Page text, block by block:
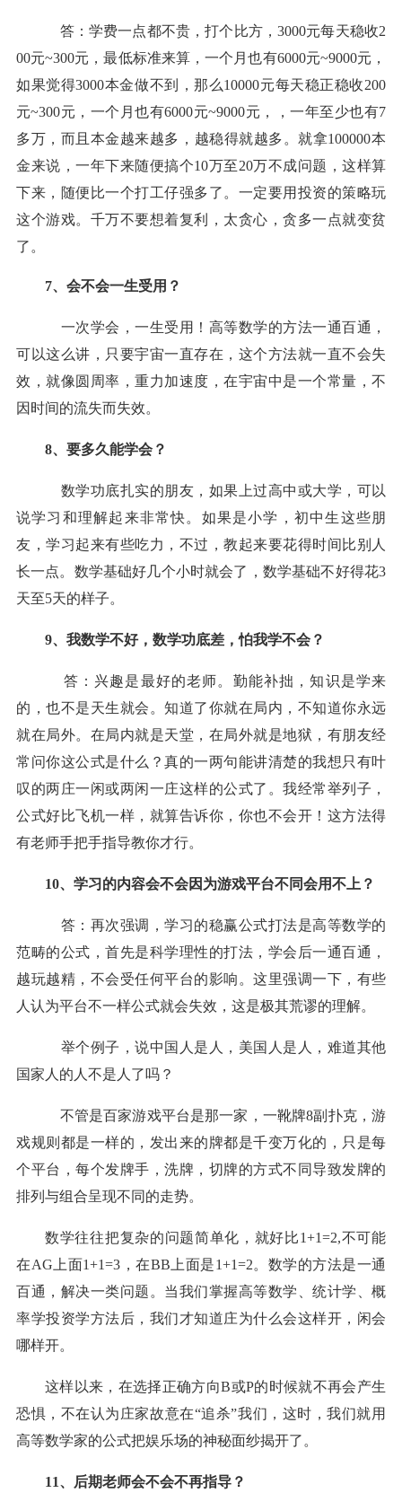
答：学费一点都不贵，打个比方，3000元每天稳收2
00元~300元，最低标准来算，一个月也有6000元~9000元，
如果觉得3000本金做不到，那么10000元每天稳正稳收200
元~300元，一个月也有6000元~9000元，，一年至少也有7
多万，而且本金越来越多，越稳得就越多。就拿100000本
金来说，一年下来随便搞个10万至20万不成问题，这样算
下来，随便比一个打工仔强多了。一定要用投资的策略玩
这个游戏。千万不要想着复利，太贪心，贪多一点就变贫
了。
7、会不会一生受用？
一次学会，一生受用！高等数学的方法一通百通，
可以这么讲，只要宇宙一直存在，这个方法就一直不会失
效，就像圆周率，重力加速度，在宇宙中是一个常量，不
因时间的流失而失效。
8、要多久能学会？
数学功底扎实的朋友，如果上过高中或大学，可以
说学习和理解起来非常快。如果是小学，初中生这些朋
友，学习起来有些吃力，不过，教起来要花得时间比别人
长一点。数学基础好几个小时就会了，数学基础不好得花3
天至5天的样子。
9、我数学不好，数学功底差，怕我学不会？
答：兴趣是最好的老师。勤能补拙，知识是学来
的，也不是天生就会。知道了你就在局内，不知道你永远
就在局外。在局内就是天堂，在局外就是地狱，有朋友经
常问你这公式是什么？真的一两句能讲清楚的我想只有叶
叹的两庄一闲或两闲一庄这样的公式了。我经常举列子，
公式好比飞机一样，就算告诉你，你也不会开！这方法得
有老师手把手指导教你才行。
10、学习的内容会不会因为游戏平台不同会用不上？
答：再次强调，学习的稳赢公式打法是高等数学的
范畴的公式，首先是科学理性的打法，学会后一通百通，
越玩越精，不会受任何平台的影响。这里强调一下，有些
人认为平台不一样公式就会失效，这是极其荒谬的理解。
举个例子，说中国人是人，美国人是人，难道其他
国家人的人不是人了吗？
不管是百家游戏平台是那一家，一靴牌8副扑克，游
戏规则都是一样的，发出来的牌都是千变万化的，只是每
个平台，每个发牌手，洗牌，切牌的方式不同导致发牌的
排列与组合呈现不同的走势。
数学往往把复杂的问题简单化，就好比1+1=2,不可能
在AG上面1+1=3，在BB上面是1+1=2。数学的方法是一通
百通，解决一类问题。当我们掌握高等数学、统计学、概
率学投资学方法后，我们才知道庄为什么会这样开，闲会
哪样开。
这样以来，在选择正确方向B或P的时候就不再会产生
恐惧，不在认为庄家故意在“追杀”我们，这时，我们就用
高等数学家的公式把娱乐场的神秘面纱揭开了。
11、后期老师会不会不再指导？